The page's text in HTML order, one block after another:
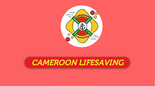
CAMEROON LIFESAVING